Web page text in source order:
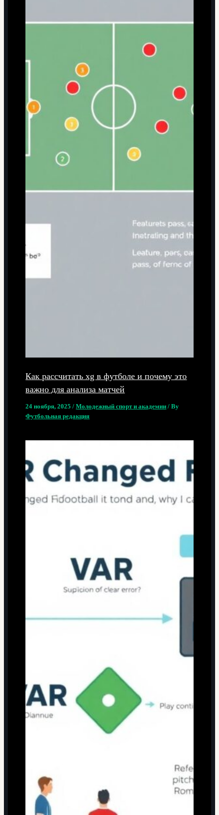
Как рассчитать xg в футболе и почему это
важно для анализа матчей
24 ноября, 2025/Молодежный спорт и академии / By
Футбольная редакция